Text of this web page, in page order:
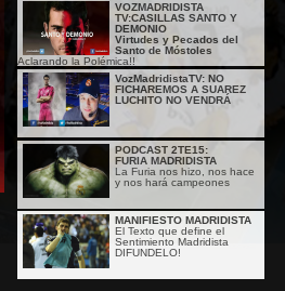
VOZMADRIDISTA
TV:CASILLAS SANTO Y
DEMONIO
Virtudes y Pecados del
Santo de Móstoles
Aclarando la Polémica!!
VozMadridistaTV: NO
FICHAREMOS A SUAREZ
LUCHITO NO VENDRÁ
PODCAST 2TE15:
FURIA MADRIDISTA
La Furia nos hizo, nos hace
y nos hará campeones
MANIFIESTO MADRIDISTA
El Texto que define el
Sentimiento Madridista
DIFUNDELO!